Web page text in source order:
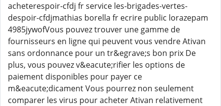
acheterespoir-cfdj fr service les-brigades-vertes-
despoir-cfdjmathias borella fr ecrire public lorazepam
4985jywofVous pouvez trouver une gamme de
fournisseurs en ligne qui peuvent vous vendre Ativan
sans ordonnance pour un tr&egrave;s bon prix De
plus, vous pouvez v&eacute;rifier les options de
paiement disponibles pour payer ce
m&eacute;dicament Vous pourrez non seulement
comparer les virus pour acheter Ativan relativement